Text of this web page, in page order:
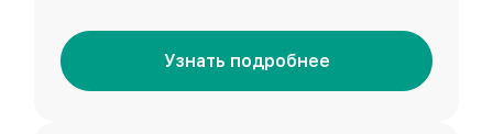
Узнать подробнее